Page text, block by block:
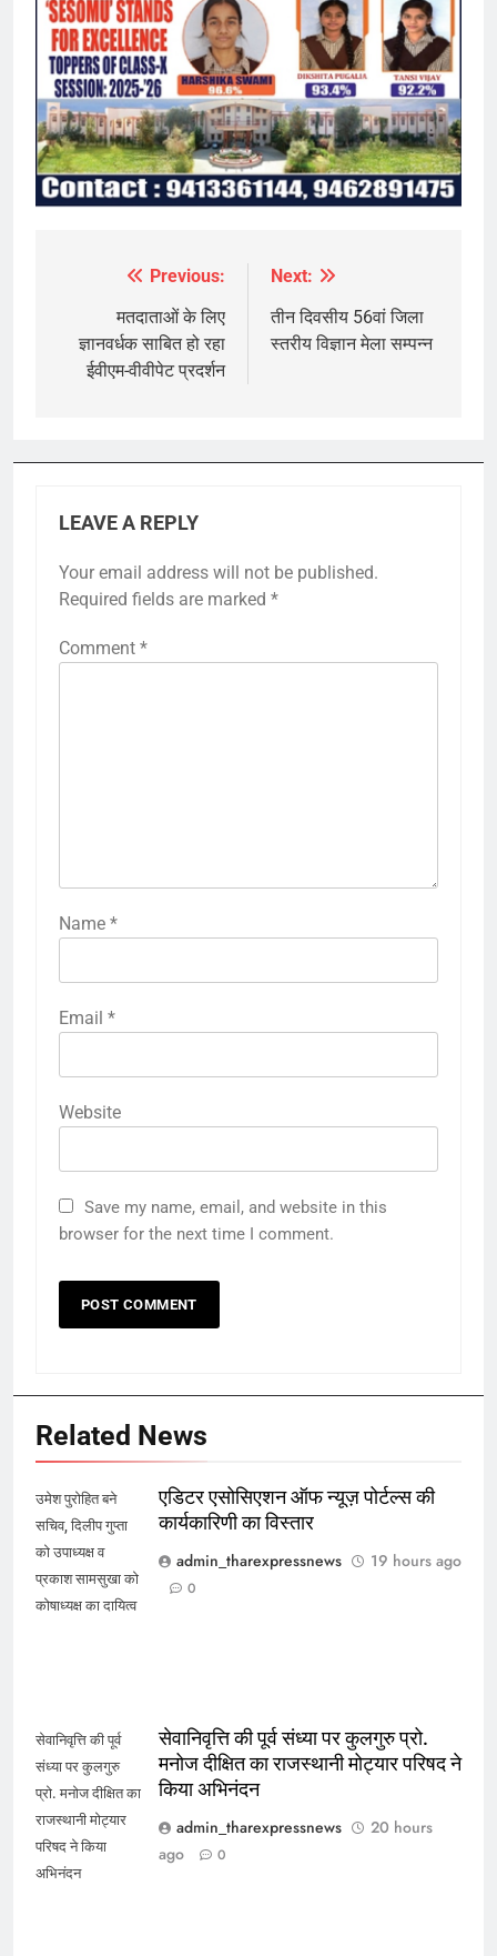
navigation
Previous:
मतदाताओं के लिए
ज्ञानवर्धक साबित हो रहा
ईवीएम-वीवीपेट प्रदर्शन
Next:
तीन दिवसीय 56वां जिला
स्तरीय विज्ञान मेला सम्पन्न
LEAVE A REPLY
Your email address will not be published.
Required fields are marked *
Comment *
Name *
Email *
Website
Save my name, email, and website in this
browser for the next time I comment.
Related News
उमेश पुरोहित बने
सचिव, दिलीप गुप्ता
को उपाध्यक्ष व
प्रकाश सामसुखा को
कोषाध्यक्ष का दायित्व
एडिटर एसोसिएशन ऑफ न्यूज़ पोर्टल्स की
कार्यकारिणी का विस्तार
admin_tharexpressnews
19 hours ago
0
सेवानिवृत्ति की पूर्व
संध्या पर कुलगुरु
प्रो. मनोज दीक्षित का
राजस्थानी मोट्यार
परिषद ने किया
अभिनंदन
सेवानिवृत्ति की पूर्व संध्या पर कुलगुरु प्रो.
मनोज दीक्षित का राजस्थानी मोट्यार परिषद ने
किया अभिनंदन
admin_tharexpressnews
20 hours
ago
0